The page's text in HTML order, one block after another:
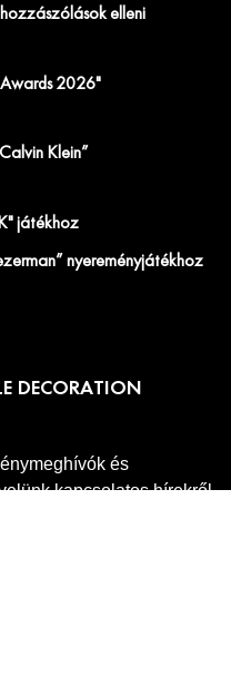
elleni
Awards 2026"
Klein”
játékhoz
nyereményjátékhoz
DECORATION
és
kapcsolatos hírekről